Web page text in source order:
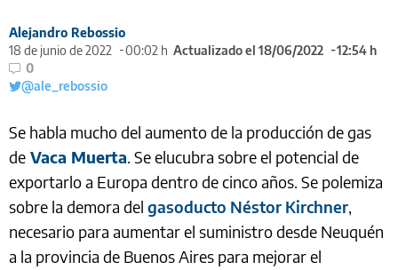
Alejandro Rebossio
18 de junio de 2022
00:02 h Actualizado el 18/06/2022
12:54 h
0
@ale_rebossio
Se habla mucho del aumento de la producción de gas
de Vaca Muerta. Se elucubra sobre el potencial de
exportarlo a Europa dentro de cinco años. Se polemiza
sobre la demora del gasoducto Néstor Kirchner,
necesario para aumentar el suministro desde Neuquén
a la provincia de Buenos Aires para mejorar el